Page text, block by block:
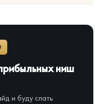
ниш
и буду слать